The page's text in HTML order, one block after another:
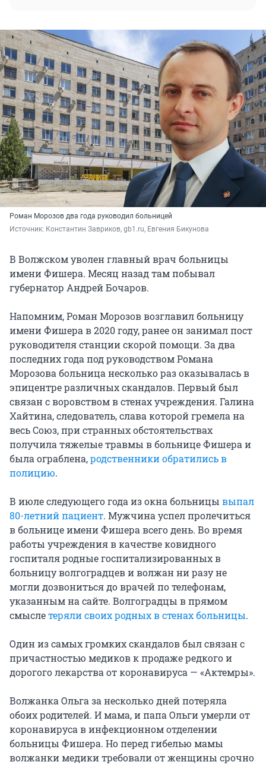
Роман Морозов два года руководил больницей
Источник: Константин Завриков, gb1.ru, Евгения Бикунова
В Волжском уволен главный врач больницы
имени Фишера. Месяц назад там побывал
губернатор Андрей Бочаров.
Напомним, Роман Морозов возглавил больницу
имени Фишера в 2020 году, ранее он занимал пост
руководителя станции скорой помощи. За два
последних года под руководством Романа
Морозова больница несколько раз оказывалась в
эпицентре различных скандалов. Первый был
связан с воровством в стенах учреждения. Галина
Хайтина, следователь, слава которой гремела на
весь Союз, при странных обстоятельствах
получила тяжелые травмы в больнице Фишера и
была ограблена,родственники обратились в
полицию.
В июле следующего года из окна больницы выпал
80-летний пациент. Мужчина успел пролечиться
в больнице имени Фишера всего день. Во время
работы учреждения в качестве ковидного
госпиталя родные госпитализированных в
больницу волгоградцев и волжан ни разу не
могли дозвониться до врачей по телефонам,
указанным на сайте. Волгоградцы в прямом
смыслетеряли своих родных в стенах больницы.
Один из самых громких скандалов был связан с
причастностью медиков к продаже редкого и
дорогого лекарства от коронавируса — «Актемры».
Волжанка Ольга за несколько дней потеряла
обоих родителей. И мама, и папа Ольги умерли от
коронавируса в инфекционном отделении
больницы Фишера. Но перед гибелью мамы
волжанки медики требовали от женщины срочно